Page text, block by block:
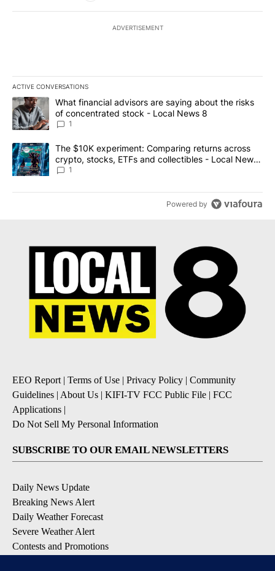
ADVERTISEMENT
ACTIVE CONVERSATIONS
The following is a list of the most commented articles in the last
A trending article titled "What financial advisors are saying
What financial advisors are saying about the risks
of concentrated stock - Local News 8
1
A trending article titled "The $10K experiment: Comparing
The $10K experiment: Comparing returns across
crypto, stocks, ETFs and collectibles - Local News
8
1
Powered by
EEO Report| Terms of Use | Privacy Policy | Community
Guidelines | About Us | KIFI-TV FCC Public File | FCC
Applications |
Do Not Sell My Personal Information
SUBSCRIBE TO OUR EMAIL NEWSLETTERS
Daily News Update
Breaking News Alert
Daily Weather Forecast
Severe Weather Alert
Contests and Promotions